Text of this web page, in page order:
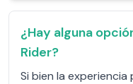
¿Hay alguna
Rider?
Si bien la experiencia